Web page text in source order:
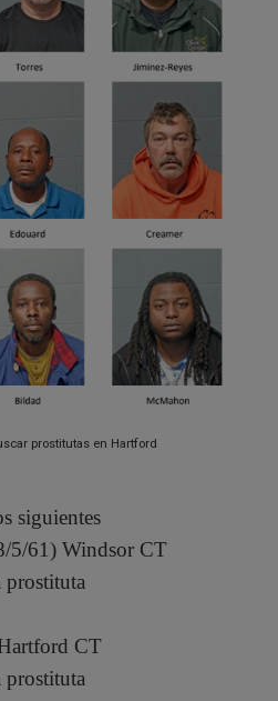
prostitutas en Hartford
siguientes
5/61) Windsor CT
prostituta
CT
prostituta